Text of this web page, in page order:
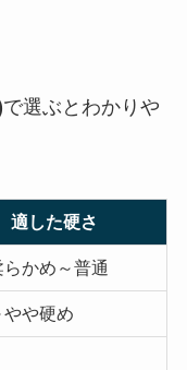
で選ぶとわかりや
適した硬さ
かめ～普通
や硬め